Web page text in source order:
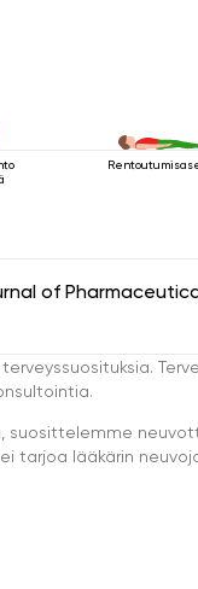
of
suosittelemme
tarjoa lääkärin